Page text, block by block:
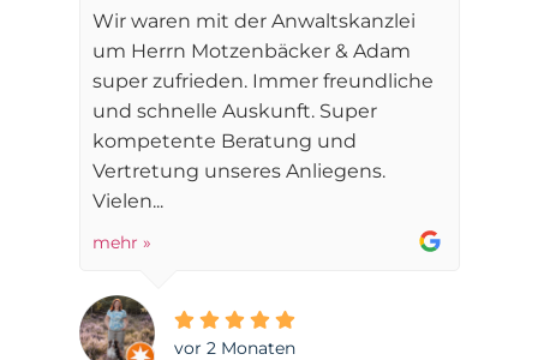
Wir waren mit der Anwaltskanzlei
um Herrn Motzenbäcker & Adam
super zufrieden. Immer freundliche
und schnelle Auskunft. Super
kompetente Beratung und
Vertretung unseres Anliegens.
Vielen...
mehr »
vor 2 Monaten